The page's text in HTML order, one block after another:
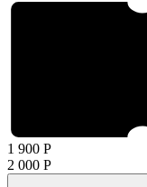
1 900 Р
2 000 Р